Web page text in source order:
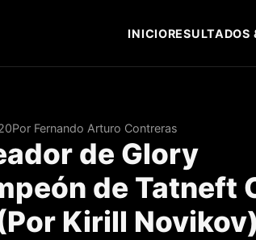
INICIO
Por Fernando Arturo Contreras
de Glory
de Tatneft
Kirill Novikov)